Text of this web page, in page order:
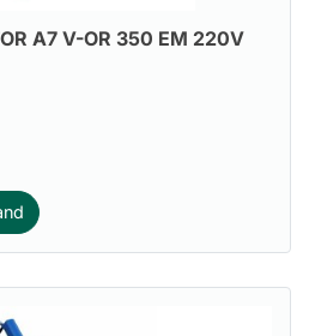
A7 V-OR 350 EM 220V